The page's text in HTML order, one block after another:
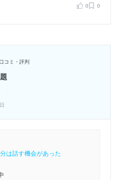
0 0
コミ・評判
は話す機会があった